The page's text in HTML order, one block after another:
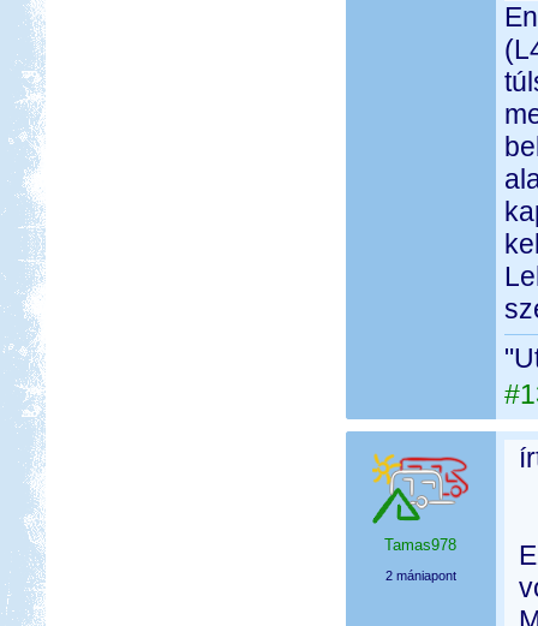
Tamas978
2 mániapont